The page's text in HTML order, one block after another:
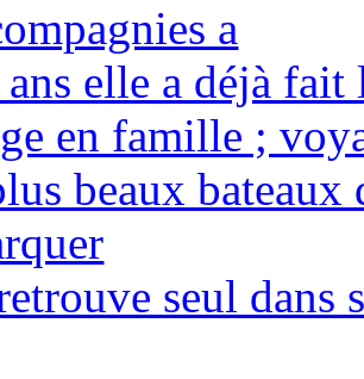
a
elle a déjà
en famille ;
beaux bateaux
seul dans